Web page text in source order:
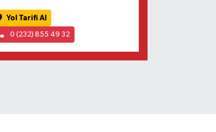
Yol Tarifi Al
0 (232) 855 49 32